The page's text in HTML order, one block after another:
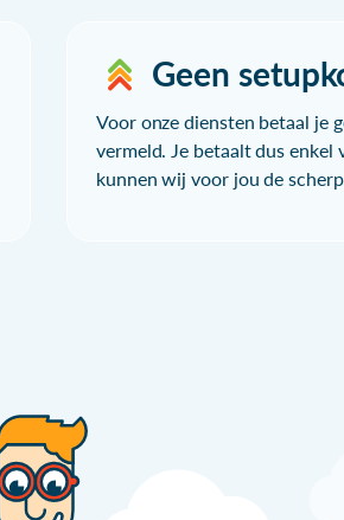
Geen
Voor onze diensten betaal je
vermeld. Je betaalt dus
kunnen wij voor jou de